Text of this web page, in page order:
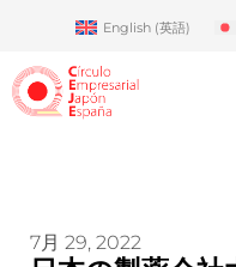
English(英語)
7月 29, 2022